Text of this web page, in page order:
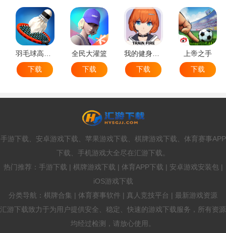
羽毛球高高手
下载
全民大灌篮
下载
我的健身教练2
下载
上帝之手
下载
手游下载、安卓游戏下载、苹果游戏下载、棋牌游戏下载、体育赛事APP
下载、手机游戏大全尽在汇游下载。
热门推荐：手游下载 | 棋牌游戏下载 | 体育APP下载 | 安卓游戏安装包 |
iOS游戏下载
分类导航：棋牌合集 | 体育赛事软件 | 真人竞技平台 | 最新游戏资源
汇游下载致力于为用户提供安全、稳定、快速的游戏下载服务，所有资源
均经过检测，请放心使用。